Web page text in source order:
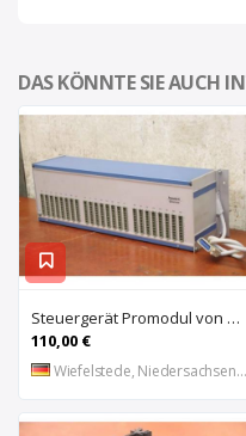
DAS KÖNNTE SIE AUCH
Steuergerät Promodul von Schleicher Ilsemann – KEG 24-30 KCD 1
110,00 €
Wiefelstede, Niedersachsen, DE